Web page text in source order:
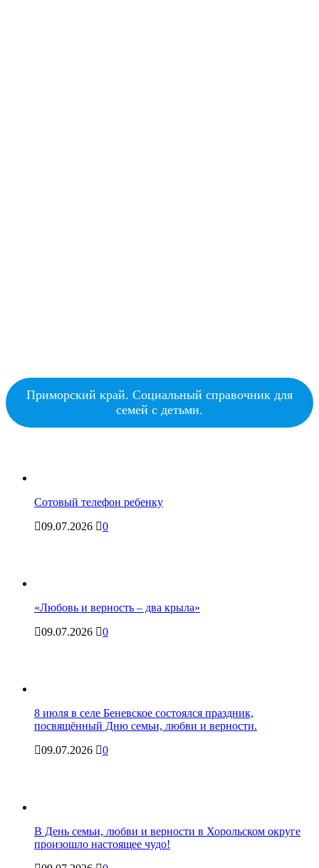
Приморский край. Социальный справочник для
семей с детьми.
Сотовый телефон ребенку
09.07.2026
0
«Любовь и верность – два крыла»
09.07.2026
0
8 июля в селе Беневское состоялся праздник,
посвящённый Дню семьи, любви и верности.
09.07.2026
0
В День семьи, любви и верности в Хорольском округе
произошло настоящее чудо!